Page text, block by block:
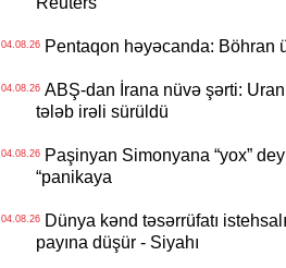
04.08.26Pentaqon həyəcanda: Böhran
04.08.26ABŞ-dan İrana nüvə şərti: Uran
tələb irəli sürüldü
04.08.26Paşinyan Simonyana “yox”
“panikaya
04.08.26Dünya kənd təsərrüfatı
payına düşür - Siyahı